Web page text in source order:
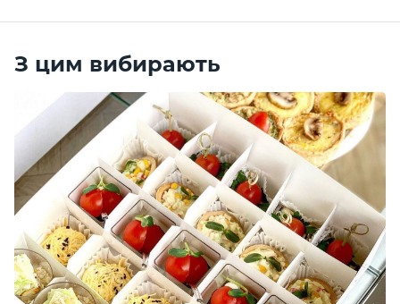
З цим вибирають